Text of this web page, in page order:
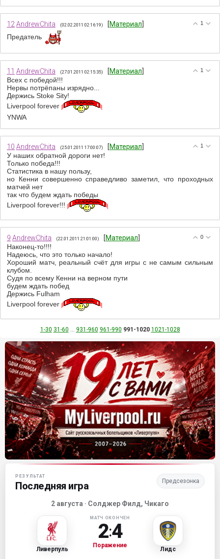
1
12 AndrewChita (02.02.2011 02:16:19) [Материал
Предатель
1
11 AndrewChita (27.01.2011 02:15:35) [Материал
Всех с победой!!!
Нервы потрёпаны изрядно...
Держись Stoke Sity!
Liverpool forever
YNWA
1
10 AndrewChita (25.01.2011 17:00:07) [Материал
У наших обратной дороги нет!
Только победа!!!
Статистика в нашу пользу,
но Кенни совершенно справедливо заметил, что проходных
матчей нет
так что будем ждать победы
Liverpool forever!!!
0
9 AndrewChita (22.01.2011 21:01:00) [Материал
Наконец-то!!!!
Надеюсь, что это только начало!
Хороший матч, реальный счёт для игры с не самым сильным
клубом.
Судя по всему Кенни на верном пути
будем ждать побед
Держись Fulham
Liverpool forever
1-30 31-60 ... 931-960 961-990 991-1020 1021-1028
Матч-центр «Ливерпуля»
РЕЗУЛЬТАТ
Последняя игра Предсезонка
2 августа · Солджер Филд, Чикаго
Ливерпуль
МАТЧ ОКОНЧЕН
2:4
Поражение
Лидс